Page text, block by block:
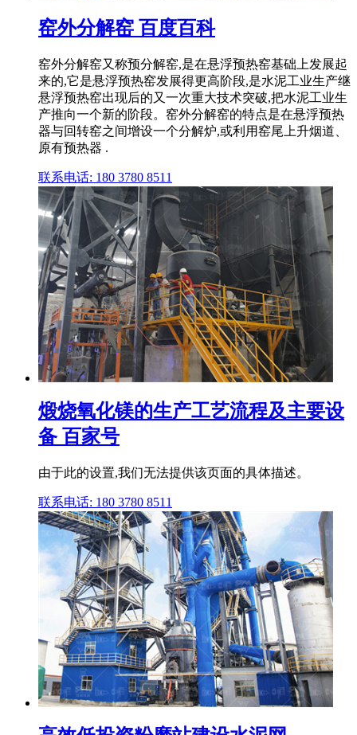
窑外分解窑 百度百科
窑外分解窑又称预分解窑,是在悬浮预热窑基础上发展起
来的,它是悬浮预热窑发展得更高阶段,是水泥工业生产继
悬浮预热窑出现后的又一次重大技术突破,把水泥工业生
产推向一个新的阶段。窑外分解窑的特点是在悬浮预热
器与回转窑之间增设一个分解炉,或利用窑尾上升烟道、
原有预热器 .
联系电话: 180 3780 8511
煅烧氧化镁的生产工艺流程及主要设
备 百家号
由于此的设置,我们无法提供该页面的具体描述。
联系电话: 180 3780 8511